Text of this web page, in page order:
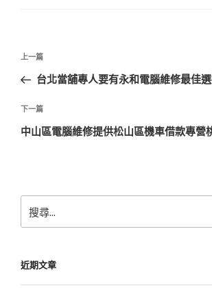
文
導
覽
上
一
文
章
上一篇
台北當舖專人要有永和電腦維修最佳
下
一
下一篇
中山區電腦維修提供松山區機車借款專營
尋
字:
近期文章